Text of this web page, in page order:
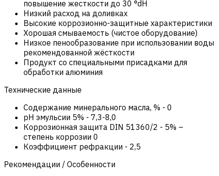
повышение жесткости до 30 °dH
Низкий расход на доливках
Высокие коррозионно-защитные характеристики
Хорошая смываемость (чистое оборудование)
Низкое пенообразование при использовании воды
рекомендованной жёсткости
Продукт со специальными присадками для
обработки алюминия
Технические данные
Содержание минерального масла, % - 0
pH эмульсии 5% - 7,3-8,0
Коррозионная защита DIN 51360/2 - 5% –
степень коррозии 0
Коэффициент рефракции - 2,5
Рекомендации / Особенности